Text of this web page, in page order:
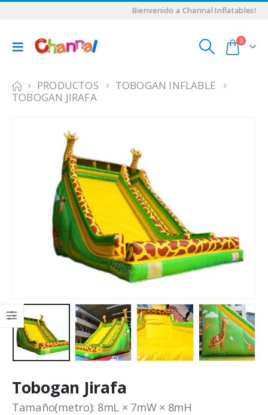
Bienvenido a Channal Inflatables!
0
PRODUCTOS
TOBOGAN INFLABLE
TOBOGAN JIRAFA
Tobogan Jirafa
Tamaño(metro): 8mL × 7mW × 8mH